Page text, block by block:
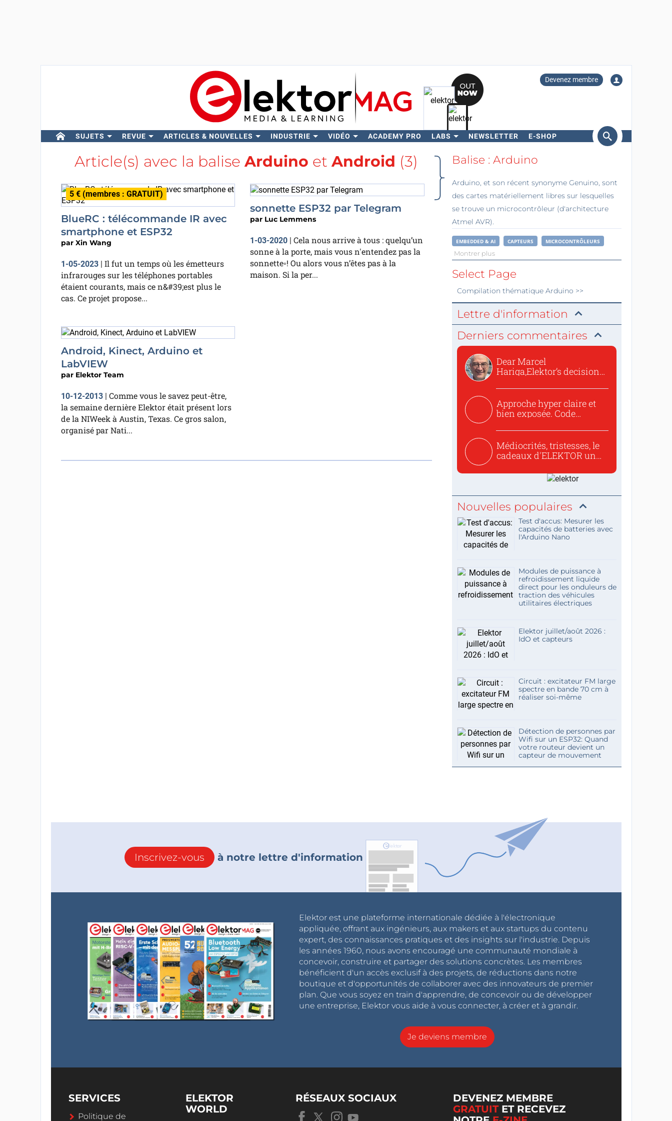
Devenez membre
SUJETS REVUE ARTICLES & NOUVELLES INDUSTRIE VIDÉO ACADEMY PRO LABS NEWSLETTER E-SHOP
Rechercher
Article(s) avec la balise Arduino et Android (3)
5 € (membres : GRATUIT)
BlueRC : télécommande IR avec
smartphone et ESP32
par Xin Wang
1-05-2023| Il fut un temps où les émetteurs
infrarouges sur les téléphones portables
étaient courants, mais ce n&#39;est plus le
cas. Ce projet propose...
sonnette ESP32 par Telegram
par Luc Lemmens
1-03-2020 | Cela nous arrive à tous : quelqu’un
sonne à la porte, mais vous n'entendez pas la
sonnette◦! Ou alors vous n’êtes pas à la
maison. Si la per...
Android, Kinect, Arduino et
LabVIEW
par Elektor Team
10-12-2013| Comme vous le savez peut-être,
la semaine dernière Elektor était présent lors
de la NIWeek à Austin, Texas. Ce gros salon,
organisé par Nati...
Balise : Arduino
Arduino, et son récent synonyme Genuino, sont
des cartes matériellement libres sur lesquelles
se trouve un microcontrôleur (d'architecture
Atmel AVR).
EMBEDDED & AI CAPTEURS MICROCONTRÔLEURS
Montrer plus
Select Page
Compilation thématique Arduino >>
Lettre d'information
Derniers commentaires
Dear Marcel
Hariga,Elektor’s decision
Approche hyper claire et
bien exposée. Code
Médiocrités, tristesses, le
cadeaux d'ELEKTOR un
Nouvelles populaires
Test d'accus: Mesurer les
capacités de batteries avec
l'Arduino Nano
Modules de puissance à
refroidissement liquide
direct pour les onduleurs de
traction des véhicules
utilitaires électriques
Elektor juillet/août 2026 :
IdO et capteurs
Circuit : excitateur FM large
spectre en bande 70 cm à
réaliser soi-même
Détection de personnes par
Wifi sur un ESP32: Quand
votre routeur devient un
capteur de mouvement
Inscrivez-vous à notre lettre d'information
Elektor est une plateforme internationale dédiée à l'électronique
appliquée, offrant aux ingénieurs, aux makers et aux startups du contenu
expert, des connaissances pratiques et des insights sur l'industrie. Depuis
les années 1960, nous avons encouragé une communauté mondiale à
concevoir, construire et partager des solutions concrètes. Les membres
bénéficient d'un accès exclusif à des projets, de réductions dans notre
boutique et d'opportunités de collaborer avec des innovateurs de premier
plan. Que vous soyez en train d'apprendre, de concevoir ou de développer
une entreprise, Elektor vous aide à vous connecter, à créer et à grandir.
Je deviens membre
SERVICES
Politique de
ELEKTOR
WORLD
RÉSEAUX SOCIAUX
DEVENEZ MEMBRE
GRATUITET RECEVEZ